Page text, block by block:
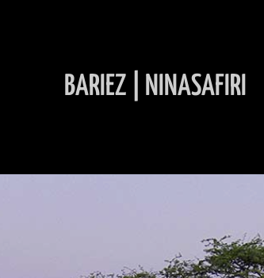
BARIEZ | NINASAFIRI